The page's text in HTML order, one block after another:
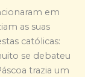
em
as suas
católicas:
se debateu
trazia um